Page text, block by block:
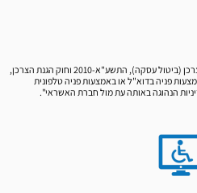
"ביטול עסקה יעשה בהתאם לתקנות הגנת הצרכן (ביטול עסקה), התשע"א-2010 וחוק הגנת הצרכן,
הנהוגה באותה עת מול חברת האשראי".